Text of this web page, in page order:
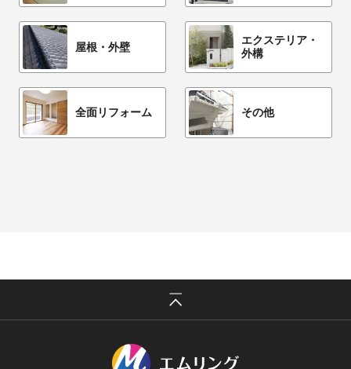
屋根・外壁
エクステリア・
外構
全面リフォーム その他